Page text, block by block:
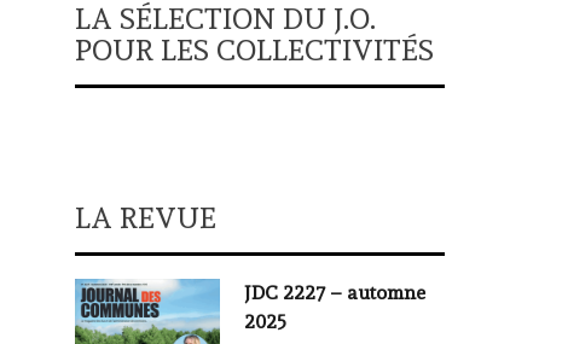
LA SÉLECTION DU J.O.
POUR LES COLLECTIVITÉS
LA REVUE
JDC 2227 – automne
2025